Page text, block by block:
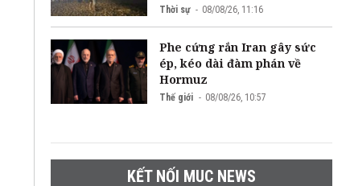
Thời sự 08/08/26, 11:16
Phe cứng rắn Iran gây sức
ép, kéo dài đàm phán về
Hormuz
Thế giới 08/08/26, 10:57
KẾT NỐI MUC NEWS